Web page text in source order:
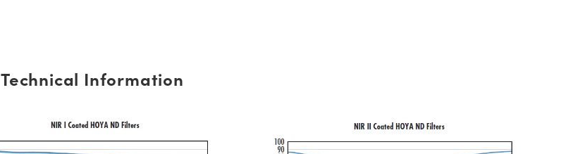
Technical Information